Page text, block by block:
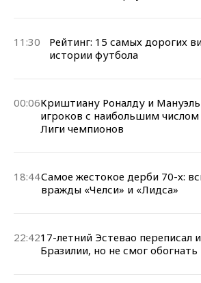
11:30
Рейтинг: 15 самых дорогих
истории футбола
00:06Криштиану Роналду и
игроков с наибольшим
Лиги чемпионов
18:44Самое жестокое дерби 70-х:
вражды «Челси» и «Лидса»
22:4217-летний Эстевао переписал
Бразилии, но не смог обогнать